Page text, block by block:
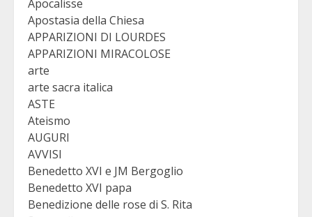
Apocalisse
Apostasia della Chiesa
APPARIZIONI DI LOURDES
APPARIZIONI MIRACOLOSE
arte
arte sacra italica
ASTE
Ateismo
AUGURI
AVVISI
Benedetto XVI e JM Bergoglio
Benedetto XVI papa
Benedizione delle rose di S. Rita